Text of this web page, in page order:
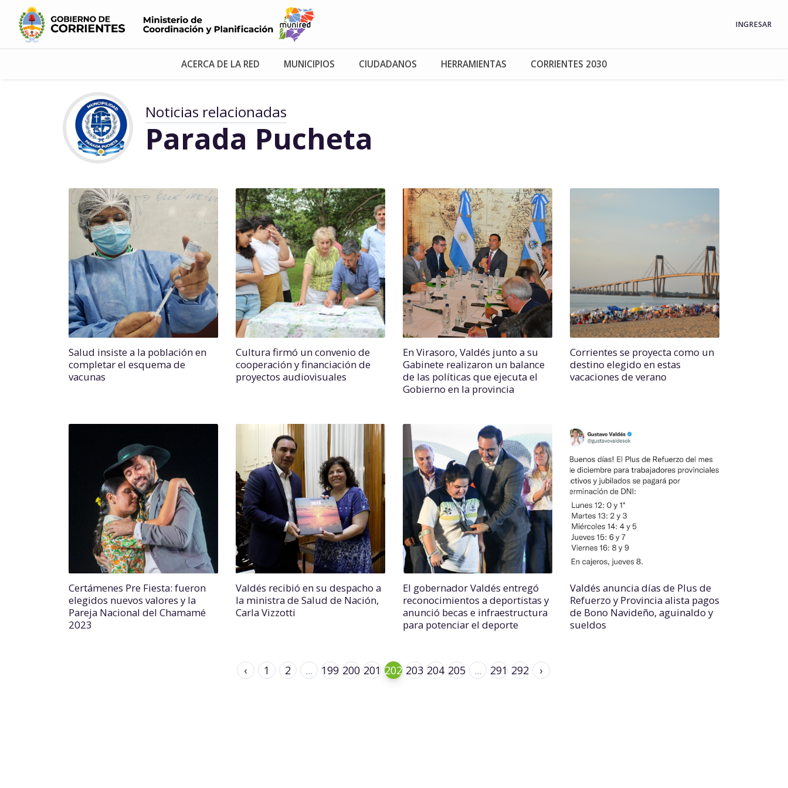
INGRESAR
ACERCA DE LA RED MUNICIPIOS CIUDADANOS HERRAMIENTAS CORRIENTES 2030
Noticias relacionadas
Parada Pucheta
Salud insiste a la población en
completar el esquema de
vacunas
Cultura firmó un convenio de
cooperación y financiación de
proyectos audiovisuales
En Virasoro, Valdés junto a su
Gabinete realizaron un balance
de las políticas que ejecuta el
Gobierno en la provincia
Corrientes se proyecta como un
destino elegido en estas
vacaciones de verano
Certámenes Pre Fiesta: fueron
elegidos nuevos valores y la
Pareja Nacional del Chamamé
2023
Valdés recibió en su despacho a
la ministra de Salud de Nación,
Carla Vizzotti
El gobernador Valdés entregó
reconocimientos a deportistas y
anunció becas e infraestructura
para potenciar el deporte
Valdés anuncia días de Plus de
Refuerzo y Provincia alista pagos
de Bono Navideño, aguinaldo y
sueldos
‹ 1 2 ... 199 200 201 202 203 204 205 ... 291 292 ›